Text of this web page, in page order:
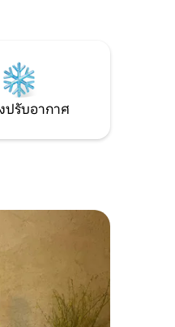
ปรับอากาศ